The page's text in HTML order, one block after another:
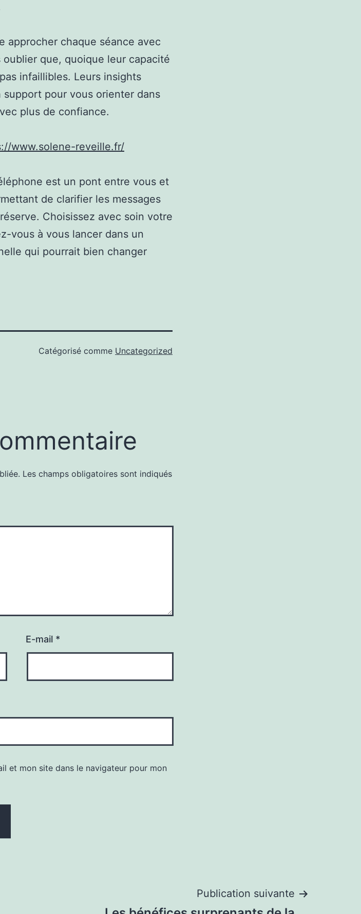
approcher chaque séance avec
que, quoique leur capacité
infaillibles. Leurs insights
pour vous orienter dans
plus de confiance.
www.solene-reveille.fr/
est un pont entre vous et
de clarifier les messages
Choisissez avec soin votre
vous à vous lancer dans un
qui pourrait bien changer
Catégorisé comme Uncategorized
Les champs obligatoires sont indiqués
E-mail *
et mon site dans le navigateur pour mon
Publication suivante